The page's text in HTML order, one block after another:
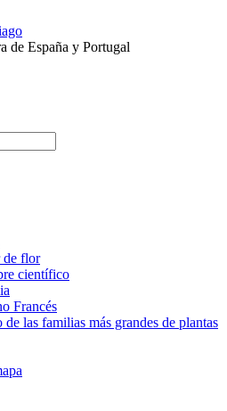
de España y Portugal
de flor
científico
Francés
las familias más grandes de plantas